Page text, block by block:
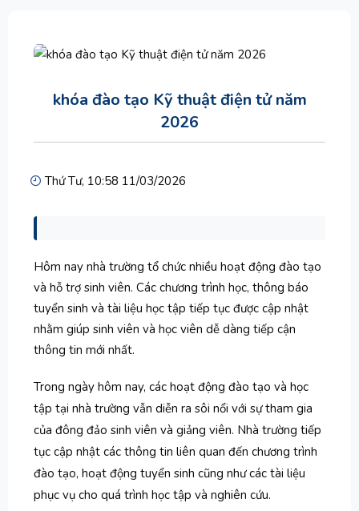
khóa đào tạo Kỹ thuật điện tử năm
2026
Thứ Tư, 10:58 11/03/2026
Hôm nay nhà trường tổ chức nhiều hoạt động đào tạo
và hỗ trợ sinh viên. Các chương trình học, thông báo
tuyển sinh và tài liệu học tập tiếp tục được cập nhật
nhằm giúp sinh viên và học viên dễ dàng tiếp cận
thông tin mới nhất.
Trong ngày hôm nay, các hoạt động đào tạo và học
tập tại nhà trường vẫn diễn ra sôi nổi với sự tham gia
của đông đảo sinh viên và giảng viên. Nhà trường tiếp
tục cập nhật các thông tin liên quan đến chương trình
đào tạo, hoạt động tuyển sinh cũng như các tài liệu
phục vụ cho quá trình học tập và nghiên cứu.